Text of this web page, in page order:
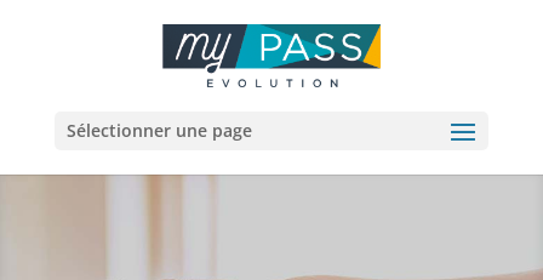
Sélectionner une page